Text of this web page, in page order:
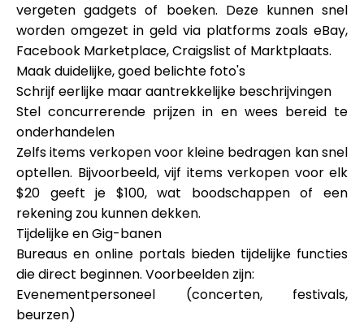
vergeten gadgets of boeken. Deze kunnen snel
worden omgezet in geld via platforms zoals eBay,
Facebook Marketplace, Craigslist of Marktplaats.
Maak duidelijke, goed belichte foto's
Schrijf eerlijke maar aantrekkelijke beschrijvingen
Stel concurrerende prijzen in en wees bereid te
onderhandelen
Zelfs items verkopen voor kleine bedragen kan snel
optellen. Bijvoorbeeld, vijf items verkopen voor elk
$20 geeft je $100, wat boodschappen of een
rekening zou kunnen dekken.
Tijdelijke en Gig-banen
Bureaus en online portals bieden tijdelijke functies
die direct beginnen. Voorbeelden zijn:
Evenementpersoneel (concerten, festivals,
beurzen)